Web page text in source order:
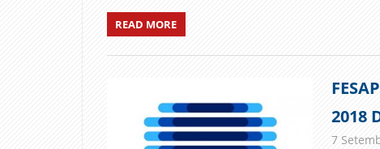
READ MORE
2018
7